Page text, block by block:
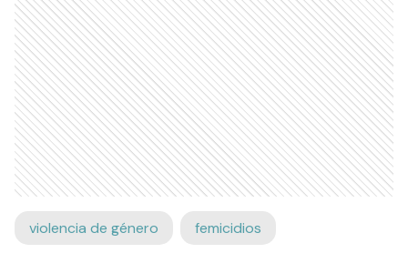
violencia de género femicidios